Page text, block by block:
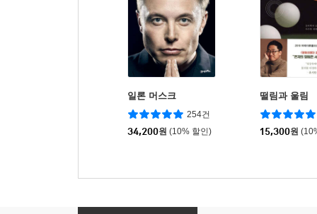
일론 머스크
254건
34,200원 (10% 할인)
떨림과 울림
15,300원